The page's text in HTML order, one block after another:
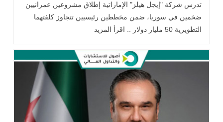
تدرس شركة "إيجل هيلز" الإماراتية إطلاق مشروعين عمرانيين
ضخمين في سوريا، ضمن مخططين رئيسيين تتجاوز كلفتهما
التطويرية 50 مليار دولار .. اقرأ المزيد